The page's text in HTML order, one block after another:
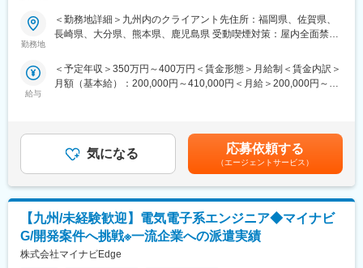
■業務内容：
せします。
ンション等の設計開発、車載用電装部品の設計開発
・半導体業界：半導体の表面分析、半導体製造装置の電気回路及
び計装設計
・精密機器：医療用機器の組込ソフト開発、デジタルカメラの露
光制御ソフト開発
入社後はスキルに応じて業務をお任せ致しますが、開発未経験の
方は開発補助業務から、経験者の方はそのまま案件に配属となり
ます。
勤務地
＜勤務地詳細＞九州内のクライアント先住所：福岡県、佐賀県、
長崎県、大分県、熊本県、鹿児島県 受動喫煙対策：屋内全面禁煙
給与
＜予定年収＞350万円～400万円＜賃金形態＞月給制＜賃金内訳＞
月額（基本給）：200,000円～410,000円＜月給＞200,000円～
収・26歳（経験4年程度）／年収450万円前後・30歳（経験8年程
度）／年収500万円前後賃金はあくまでも目安の金額であり、選
考を通じて上下する可能性があります。月給(月額)は固定手当を含
めた表記です。
気になる 応募依頼する
（エージェントサービス）
【九州/未経験歓迎】電気電子系エンジニア◆マイナビ
G/開発案件へ挑戦※一流企業への派遣実績
株式会社マイナビEdge